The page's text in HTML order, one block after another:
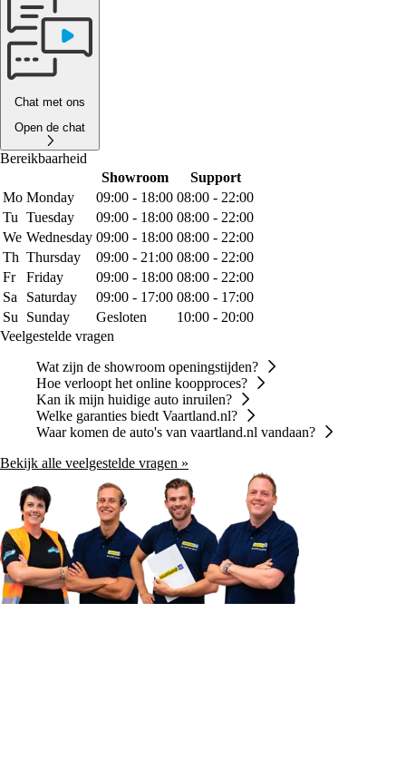
Chat met ons
Open de chat
Bereikbaarheid
Showroom
Support
Mo Monday 09:00 - 18:00 08:00 - 22:00
Tu Tuesday 09:00 - 18:00 08:00 - 22:00
We Wednesday 09:00 - 18:00 08:00 - 22:00
Th Thursday 09:00 - 21:00 08:00 - 22:00
Fr
Friday 09:00 - 18:00 08:00 - 22:00
Sa
Saturday 09:00 - 17:00 08:00 - 17:00
Su
Sunday Gesloten
10:00 - 20:00
Veelgestelde vragen
Wat zijn de showroom openingstijden?
Hoe verloopt het online koopproces?
Kan ik mijn huidige auto inruilen?
Welke garanties biedt Vaartland.nl?
Waar komen de auto's van vaartland.nl vandaan?
Bekijk alle veelgestelde vragen »